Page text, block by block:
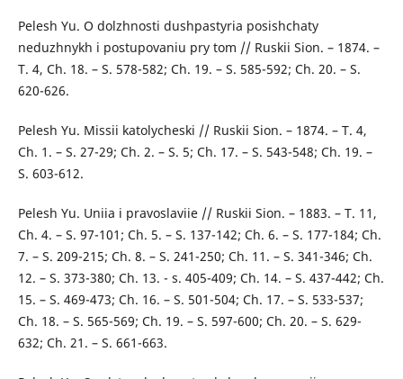
Pelesh Yu. O dolzhnosti dushpastyria posishchaty
neduzhnykh i postupovaniu pry tom // Ruskii Sion. – 1874. –
T. 4, Ch. 18. – S. 578-582; Ch. 19. – S. 585-592; Ch. 20. – S.
620-626.
Pelesh Yu. Missii katolycheski // Ruskii Sion. – 1874. – T. 4,
Ch. 1. – S. 27-29; Ch. 2. – S. 5; Ch. 17. – S. 543-548; Ch. 19. –
S. 603-612.
Pelesh Yu. Uniia i pravoslaviie // Ruskii Sion. – 1883. – T. 11,
Ch. 4. – S. 97-101; Ch. 5. – S. 137-142; Ch. 6. – S. 177-184; Ch.
7. – S. 209-215; Ch. 8. – S. 241-250; Ch. 11. – S. 341-346; Ch.
12. – S. 373-380; Ch. 13. - s. 405-409; Ch. 14. – S. 437-442; Ch.
15. – S. 469-473; Ch. 16. – S. 501-504; Ch. 17. – S. 533-537;
Ch. 18. – S. 565-569; Ch. 19. – S. 597-600; Ch. 20. – S. 629-
632; Ch. 21. – S. 661-663.